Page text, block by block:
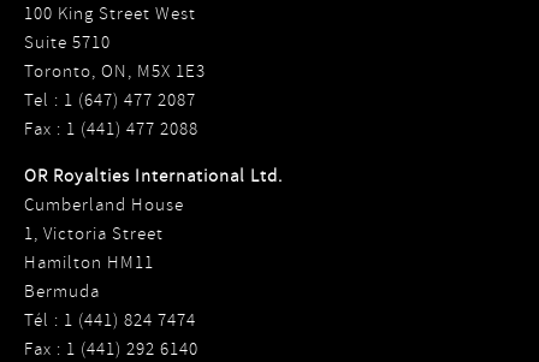
100 King Street West
Suite 5710
Toronto, ON, M5X 1E3
Tel : 1 (647) 477 2087
Fax : 1 (441) 477 2088
OR Royalties International Ltd.
Cumberland House
1, Victoria Street
Hamilton HM11
Bermuda
Tél : 1 (441) 824 7474
Fax : 1 (441) 292 6140